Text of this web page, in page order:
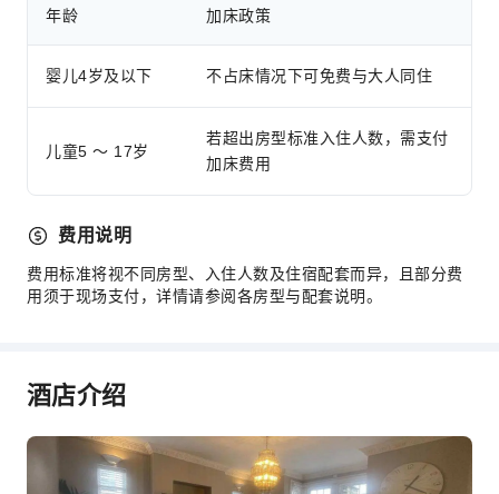
急救包
烟雾报警器
年龄 加床政策
婴儿4岁及以下 不占床情况下可免费与大人同住
儿童5 ～ 17岁
若超出房型标准入住人数，需支付
加床费用
费用说明
费用标准将视不同房型、入住人数及住宿配套而异，且部分费
用须于现场支付，详情请参阅各房型与配套说明。
酒店介绍